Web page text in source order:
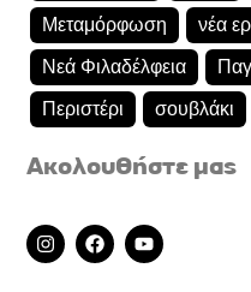
Μεταμόρφωση νέα
Νεά Φιλαδέλφεια
Περιστέρι σουβλάκι
Ακολουθήστε μας
I
n
s
F
a
c
Y
o
u